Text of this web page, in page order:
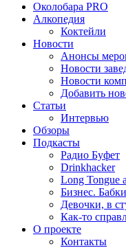
Околобара PRO
Алкопедия
Коктейли
Новости
Анонсы
Новости
Новости
Добавить
Статьи
Интервью
Обзоры
Подкасты
Радио Буфет
Drinkhacker
Long Tongue
Бизнес.
Девочки, в
Как-то
О проекте
Контакты